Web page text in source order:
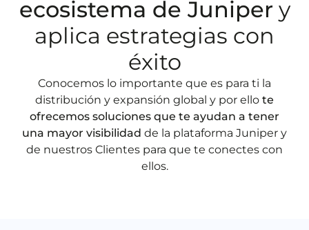
ecosistema de Juniper y
aplica estrategias con
éxito
Conocemos lo importante que es para ti la
distribución y expansión global y por ello te
ofrecemos soluciones que te ayudan a tener
una mayor visibilidad de la plataforma Juniper y
de nuestros Clientes para que te conectes con
ellos.